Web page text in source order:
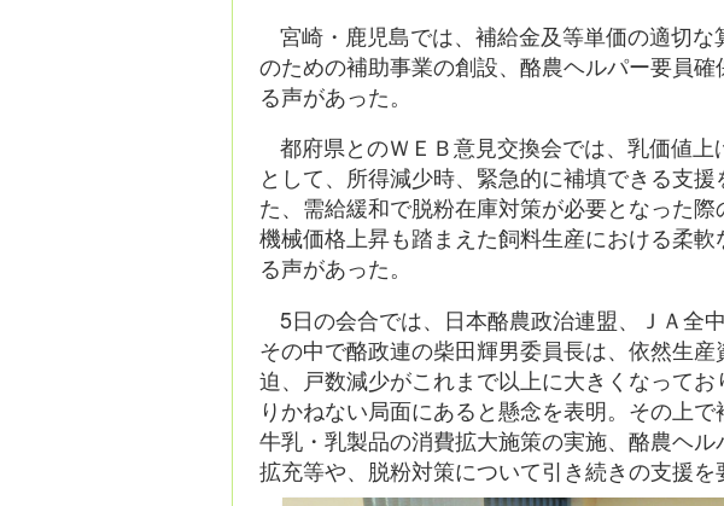
宮崎・鹿児島では、補給金及等単価の適切
のための補助事業の創設、酪農ヘルパー要員
る声があった。
都府県とのＷＥＢ意見交換会では、乳価値
として、所得減少時、緊急的に補填できる支
た、需給緩和で脱粉在庫対策が必要となった際
機械価格上昇も踏まえた飼料生産における柔
る声があった。
5日の会合では、日本酪農政治連盟、ＪＡ全
その中で酪政連の柴田輝男委員長は、依然生
迫、戸数減少がこれまで以上に大きくなって
りかねない局面にあると懸念を表明。その上
牛乳・乳製品の消費拡大施策の実施、酪農ヘ
拡充等や、脱粉対策について引き続きの支援を